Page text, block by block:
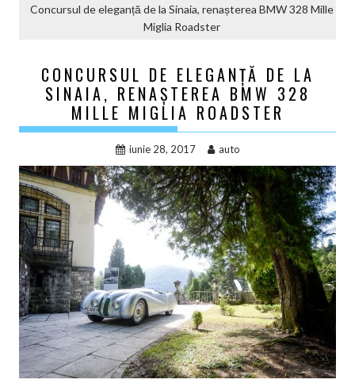
Concursul de eleganță de la Sinaia, renașterea BMW 328 Mille
Miglia Roadster
CONCURSUL DE ELEGANȚĂ DE LA
SINAIA, RENAȘTEREA BMW 328
MILLE MIGLIA ROADSTER
iunie 28, 2017 auto